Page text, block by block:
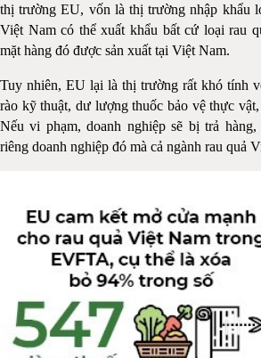
thị trường EU, vốn là thị trường nhập khẩu
Việt Nam có thể xuất khẩu bất cứ loại rau
mặt hàng đó được sản xuất tại Việt Nam.
Tuy nhiên, EU lại là thị trường rất khó tính
rào kỹ thuật, dư lượng thuốc bảo vệ thực
Nếu vi phạm, doanh nghiệp sẽ bị trả
riêng doanh nghiệp đó mà cả ngành rau quả